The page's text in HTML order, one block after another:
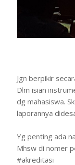
Jgn berpikir
Dlm isian
dg mahasiswa.
laporannya
Yg penting ada
Mhsw di nomer
#akreditasi